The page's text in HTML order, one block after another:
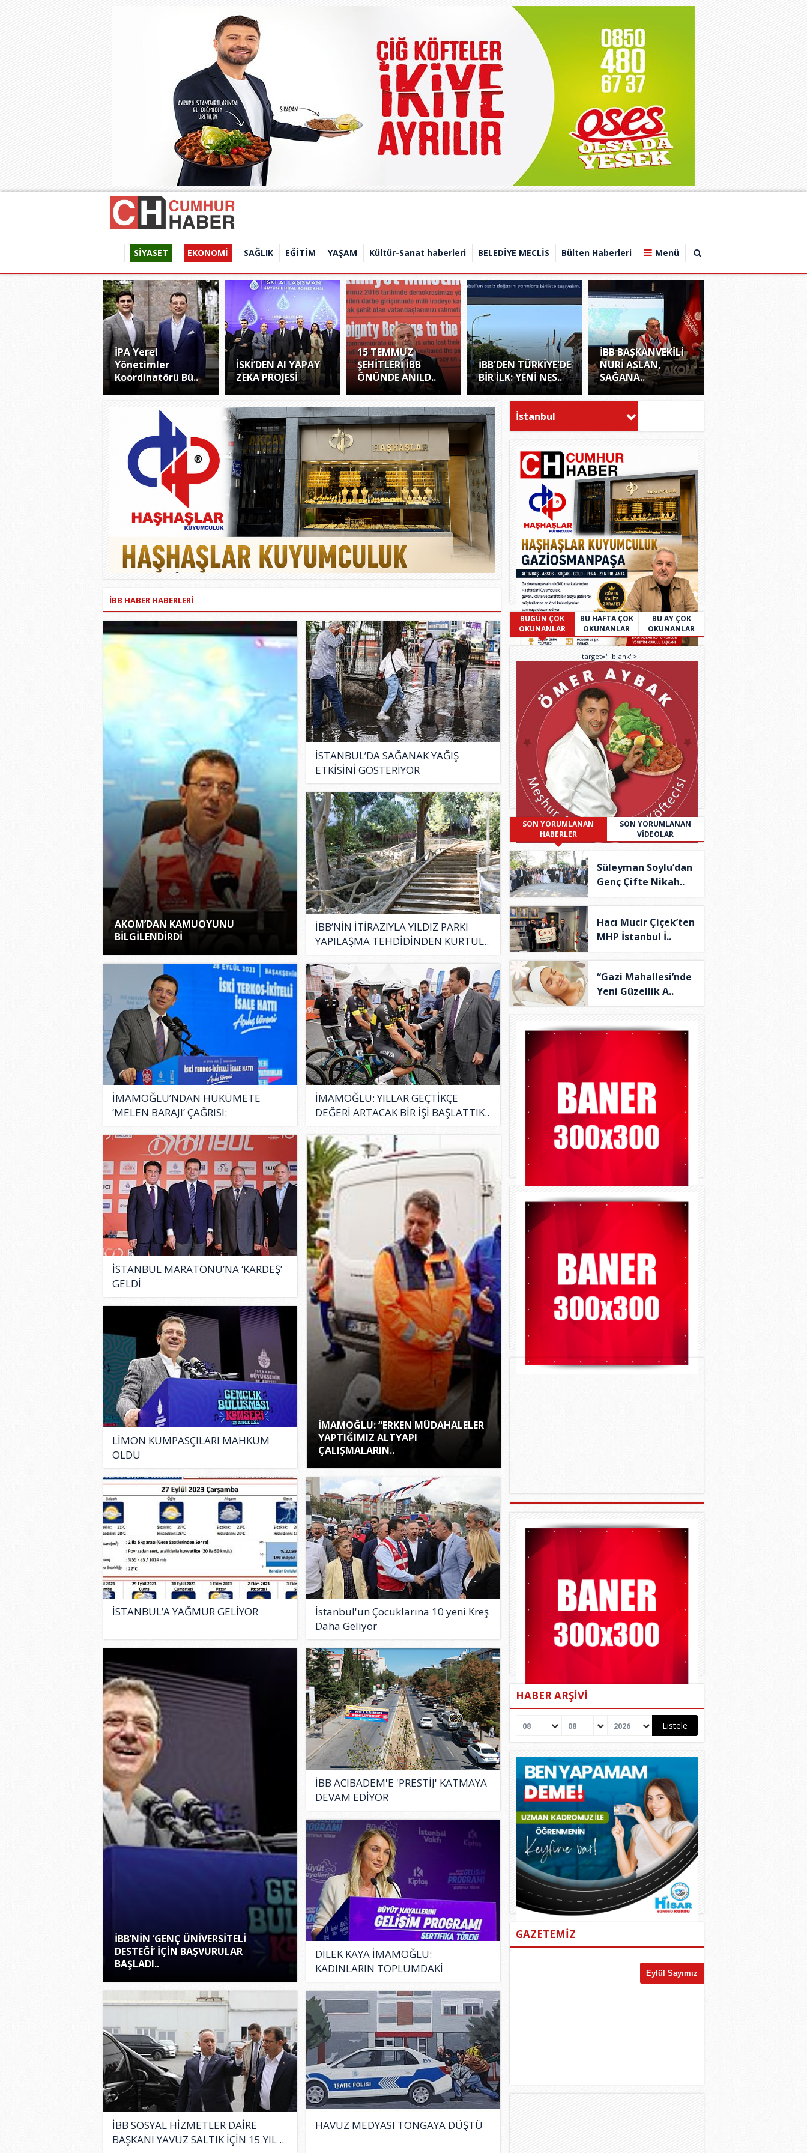
SİYASET EKONOMİ SAĞLIK EĞİTİM YAŞAM Kültür-Sanat haberleri BELEDİYE MECLİS Bülten Haberleri Menü
İPA Yerel
Yönetimler
Koordinatörü Bü..
İSKİ’DEN AI YAPAY
ZEKA PROJESİ
15 TEMMUZ
ŞEHİTLERİ İBB
ÖNÜNDE ANILD..
İBB'DEN TÜRKİYE'DE
BİR İLK: YENİ NES..
İBB BAŞKANVEKİLİ
NURİ ASLAN,
SAĞANA..
İBB HABER HABERLERİ
AKOM’DAN KAMUOYUNU
BİLGİLENDİRDİ
İSTANBUL’DA SAĞANAK YAĞIŞ
ETKİSİNİ GÖSTERİYOR
İBB’NİN İTİRAZIYLA YILDIZ PARKI
YAPILAŞMA TEHDİDİNDEN KURTUL..
İMAMOĞLU’NDAN HÜKÜMETE
‘MELEN BARAJI’ ÇAĞRISI:
İMAMOĞLU: YILLAR GEÇTİKÇE
DEĞERİ ARTACAK BİR İŞİ BAŞLATTIK..
İMAMOĞLU: “ERKEN MÜDAHALELER
YAPTIĞIMIZ ALTYAPI
ÇALIŞMALARIN..
İSTANBUL MARATONU’NA ‘KARDEŞ’
GELDİ
LİMON KUMPASÇILARI MAHKUM
OLDU
İSTANBUL’A YAĞMUR GELİYOR
İstanbul'un Çocuklarına 10 yeni Kreş
Daha Geliyor
İBB’NİN ‘GENÇ ÜNİVERSİTELİ
DESTEĞİ’ İÇİN BAŞVURULAR
BAŞLADI..
İBB ACIBADEM'E 'PRESTİJ' KATMAYA
DEVAM EDİYOR
DİLEK KAYA İMAMOĞLU:
KADINLARIN TOPLUMDAKİ
KONUMUNU GÜÇLENDİ..
İBB SOSYAL HİZMETLER DAİRE
BAŞKANI YAVUZ SALTIK İÇİN 15 YIL ..
HAVUZ MEDYASI TONGAYA DÜŞTÜ
İstanbul
BUGÜN ÇOK
OKUNANLAR
BU HAFTA ÇOK
OKUNANLAR
BU AY ÇOK
OKUNANLAR
" target="_blank">
SON YORUMLANAN
HABERLER
SON YORUMLANAN
VİDEOLAR
Süleyman Soylu’dan
Genç Çifte Nikah..
Hacı Mucir Çiçek’ten
MHP İstanbul İ..
“Gazi Mahallesi’nde
Yeni Güzellik A..
HABER ARŞİVİ
08 08 2026
GAZETEMİZ